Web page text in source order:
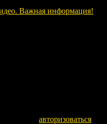
Важная информация!
авторизоваться